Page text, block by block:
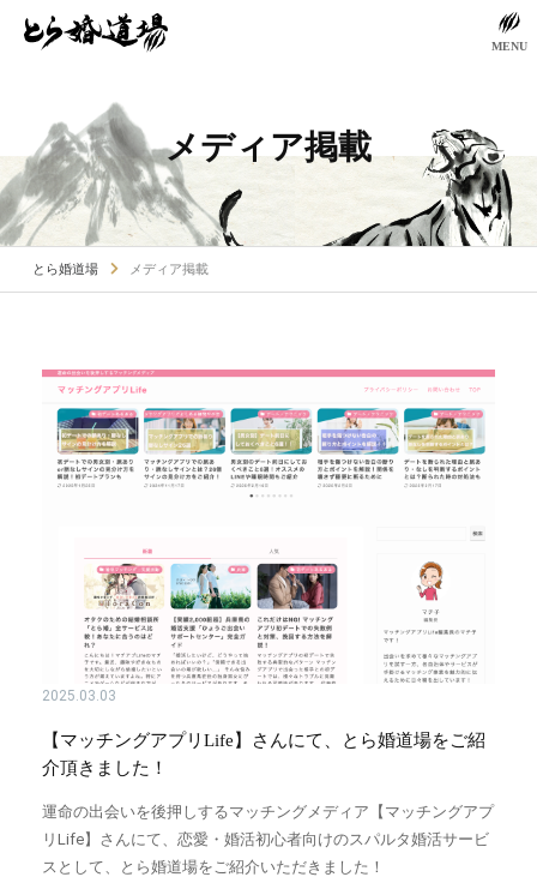
MENU
メディア掲載
とら婚道場 メディア掲載
2025.03.03
【マッチングアプリLife】さんにて、とら婚道場をご紹
介頂きました！
運命の出会いを後押しするマッチングメディア【マッチングアプ
リLife】さんにて、恋愛・婚活初心者向けのスパルタ婚活サービ
スとして、とら婚道場をご紹介いただきました！